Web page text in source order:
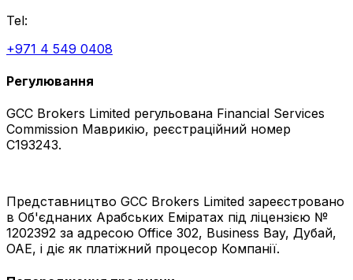
Tel:
+971 4 549 0408
Регулювання
GCC Brokers Limited регульована Financial Services
Commission Маврикію, реєстраційний номер
C193243.
Представництво GCC Brokers Limited зареєстровано
в Об'єднаних Арабських Еміратах під ліцензією №
1202392 за адресою Office 302, Business Bay, Дубай,
ОАЕ, і діє як платіжний процесор Компанії.